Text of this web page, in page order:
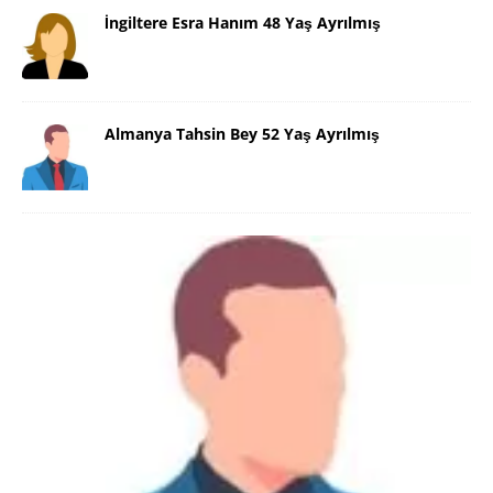
İngiltere Esra Hanım 48 Yaş Ayrılmış
Almanya Tahsin Bey 52 Yaş Ayrılmış